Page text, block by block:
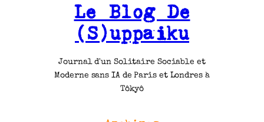
Le Blog De
(S)uppaiku
Journal d'un Solitaire Sociable et
Moderne sans IA de Paris et Londres à
Tôkyô